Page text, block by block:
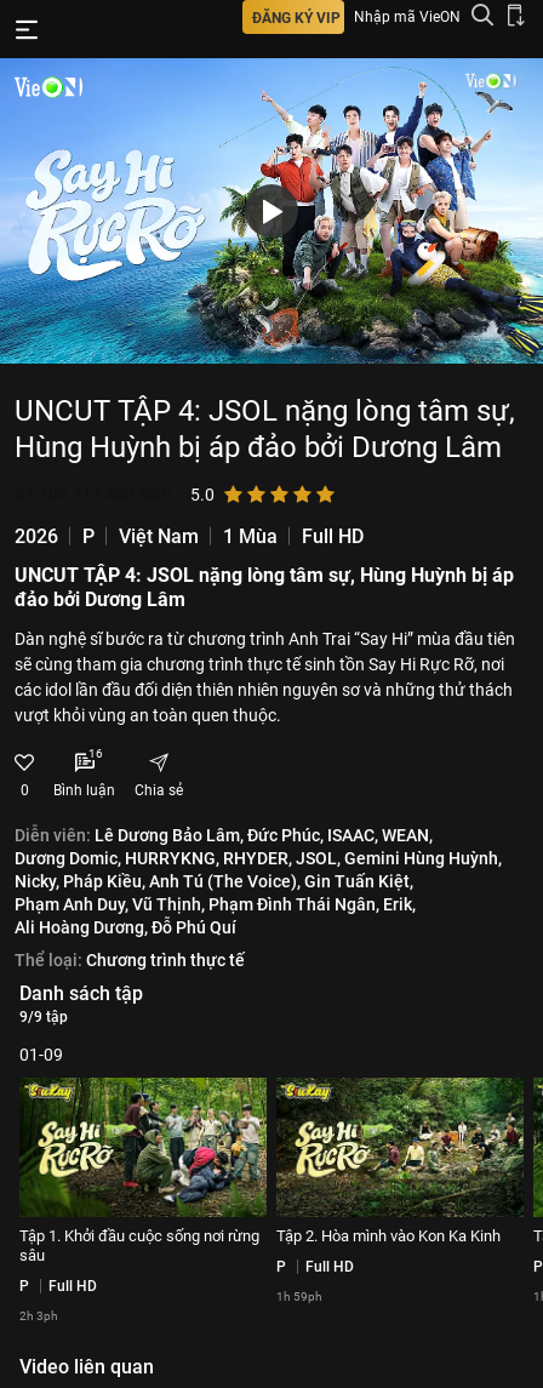
ĐĂNG KÝ VIP Nhập mã VieON
UNCUT TẬP 4: JSOL nặng lòng tâm sự,
Hùng Huỳnh bị áp đảo bởi Dương Lâm
5.0
2026 P Việt Nam 1 Mùa
Full HD
UNCUT TẬP 4: JSOL nặng lòng tâm sự, Hùng Huỳnh bị áp
đảo bởi Dương Lâm
Dàn nghệ sĩ bước ra từ chương trình Anh Trai “Say Hi” mùa đầu tiên
sẽ cùng tham gia chương trình thực tế sinh tồn Say Hi Rực Rỡ, nơi
các idol lần đầu đối diện thiên nhiên nguyên sơ và những thử thách
vượt khỏi vùng an toàn quen thuộc.
0
16
Bình luận Chia sẻ
Diễn viên: Lê Dương Bảo Lâm,Đức Phúc, ISAAC,WEAN,
Dương Domic, HURRYKNG, RHYDER,JSOL,Gemini Hùng Huỳnh,
Nicky, Pháp Kiều,Anh Tú (The Voice),Gin Tuấn Kiệt,
Phạm Anh Duy,Vũ Thịnh, Phạm Đình Thái Ngân, Erik,
Ali Hoàng Dương,Đỗ Phú Quí
Thể loại: Chương trình thực tế
Danh sách tập
9/9 tập
01-09
Tập 1. Khởi đầu cuộc sống nơi rừng
sâu
P Full HD
2h 3ph
Tập 2. Hòa mình vào Kon Ka Kinh
P Full HD
1h 59ph
P
Video liên quan